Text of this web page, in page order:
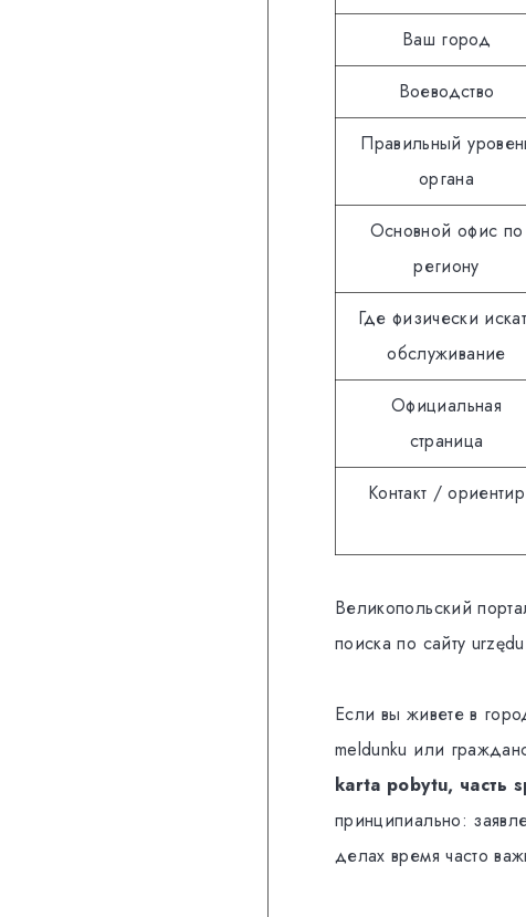
Ваш город
Воеводство
Правильный
органа
Основной офис по
региону
Где физически
обслуживание
Официальная
страница
Контакт / ориентир
Великопольский
поиска по сайту
Если вы живете в
meldunku или
karta pobytu, часть
принципиально:
делах время часто